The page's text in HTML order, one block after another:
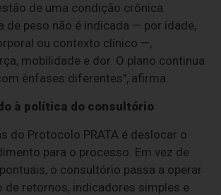
de uma condição crônica.
de peso não é indicada — por idade,
ou contexto clínico —,
mobilidade e dor. O plano continua
ênfases diferentes", afirma.
à política do consultório
do Protocolo PRATA é deslocar o
para o processo. Em vez de
o consultório passa a operar
de retornos, indicadores simples e